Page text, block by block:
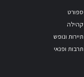
ספורט
קהילה
תיירות ונופש
תרבות ופנאי